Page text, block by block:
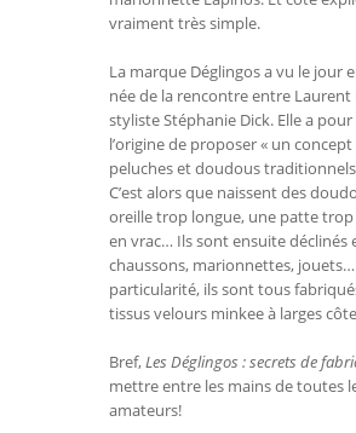
vraiment très simple.
La marque Déglingos a vu le jour
née de la rencontre entre
styliste Stéphanie Dick. Elle a
l’origine de proposer « un
peluches et doudous traditionnels
C’est alors que naissent des
oreille trop longue, une patte
en vrac… Ils sont ensuite déclinés
chaussons, marionnettes,
particularité, ils sont tous
tissus velours minkee à larges
Bref,Les Déglingos : secrets de
mettre entre les mains de toutes
amateurs!